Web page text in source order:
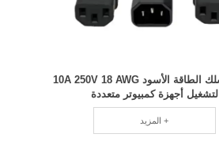
مقسم سلك الطاقة الأسود 10A 250V 18 AWG
لتشغيل أجهزة كمبيوتر متعددة
المزيد +